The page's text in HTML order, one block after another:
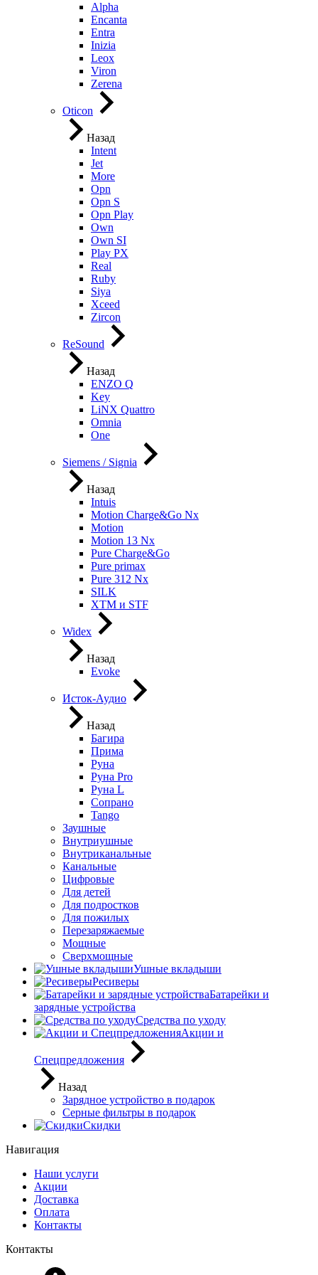
Alpha
Encanta
Entra
Inizia
Leox
Viron
Zerena
Oticon
Назад
Intent
Jet
More
Opn
Opn S
Opn Play
Own
Own SI
Play PX
Real
Ruby
Siya
Xceed
Zircon
ReSound
Назад
ENZO Q
Key
LiNX Quattro
Omnia
One
Siemens / Signia
Назад
Intuis
Motion Charge&Go Nx
Motion
Motion 13 Nx
Pure Charge&Go
Pure primax
Pure 312 Nx
SILK
XTM и STF
Widex
Назад
Evoke
Исток-Аудио
Назад
Багира
Прима
Руна
Руна Pro
Руна L
Сопрано
Tango
Заушные
Внутриушные
Внутриканальные
Канальные
Цифровые
Для детей
Для подростков
Для пожилых
Перезаряжаемые
Мощные
Сверхмощные
Ушные вкладыши
Ресиверы
Батарейки и
зарядные устройства
Средства по уходу
Акции и
Спецпредложения
Назад
Зарядное устройство в подарок
Серные фильтры в подарок
Скидки
Навигация
Наши услуги
Акции
Доставка
Оплата
Контакты
Контакты